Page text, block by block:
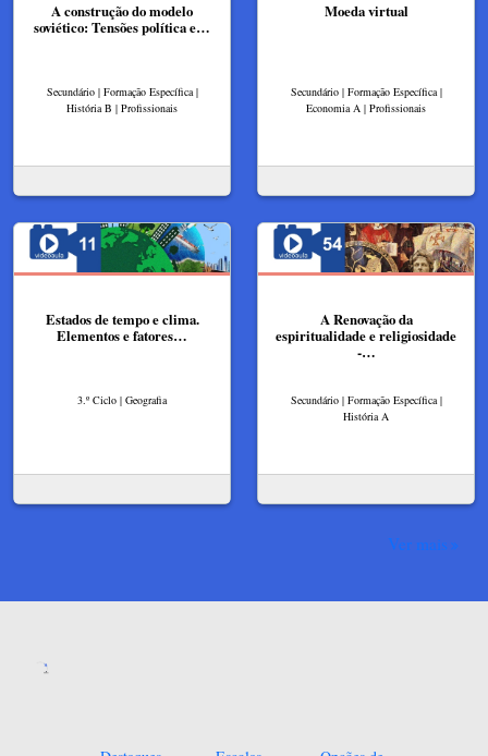
A construção do modelo
soviético: Tensões política e…
Secundário | Formação Específica |
História B | Profissionais
Moeda virtual
Secundário | Formação Específica |
Economia A | Profissionais
Estados de tempo e clima.
Elementos e fatores…
3.º Ciclo | Geografia
A Renovação da
espiritualidade e religiosidade
-…
Secundário | Formação Específica |
História A
Ver mais